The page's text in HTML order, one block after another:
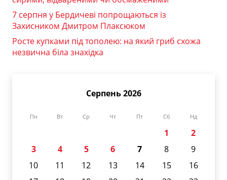
7 серпня у Бердичеві попрощаються із
Захисником Дмитром Плаксюком
Росте купками під тополею: на який гриб схожа
незвична біла знахідка
Серпень 2026
Пн Вт Ср Чт Пт Сб Нд
1
2
3
4 5 6 7 8
9
10
11 12 13 14 15
16